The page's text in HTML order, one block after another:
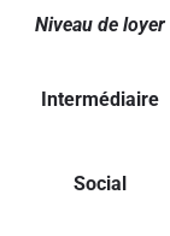
Niveau de loyer
Intermédiaire
Social